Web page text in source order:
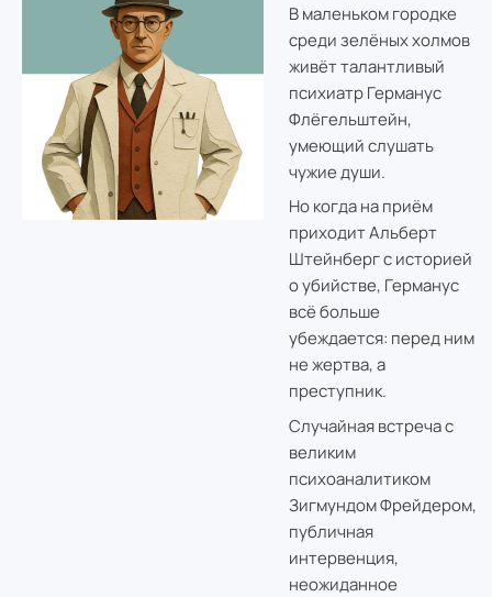
В маленьком городке
среди зелёных холмов
живёт талантливый
психиатр Германус
Флёгельштейн,
умеющий слушать
чужие души.
Но когда на приём
приходит Альберт
Штейнберг с историей
о убийстве, Германус
всё больше
убеждается: перед ним
не жертва, а
преступник.
Случайная встреча с
великим
психоаналитиком
Зигмундом Фрейдером,
публичная
интервенция,
неожиданное